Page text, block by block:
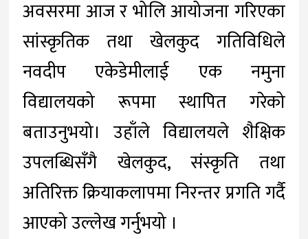
अवसरमा आज र भोलि आयोजना गरिएका
सांस्कृतिक तथा खेलकुद गतिविधिले
नवदीप एकेडेमीलाई एक नमुना
विद्यालयको रूपमा स्थापित गरेको
बताउनुभयो। उहाँले विद्यालयले शैक्षिक
उपलब्धिसँगै खेलकुद, संस्कृति तथा
अतिरिक्त क्रियाकलापमा निरन्तर प्रगति गर्दै
आएको उल्लेख गर्नुभयो ।